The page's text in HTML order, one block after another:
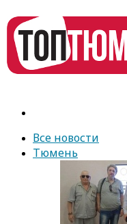
Все новости
Тюмень